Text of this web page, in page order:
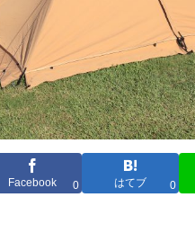
Facebook 0 はてブ 0